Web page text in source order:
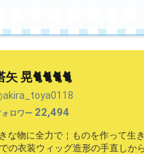
矢 晃🐈🐈🐈🐈
akira_toya0118
ォロワー 22,494
な物に全力で￤ものを作って生
の衣装ウィッグ造形の手直しか